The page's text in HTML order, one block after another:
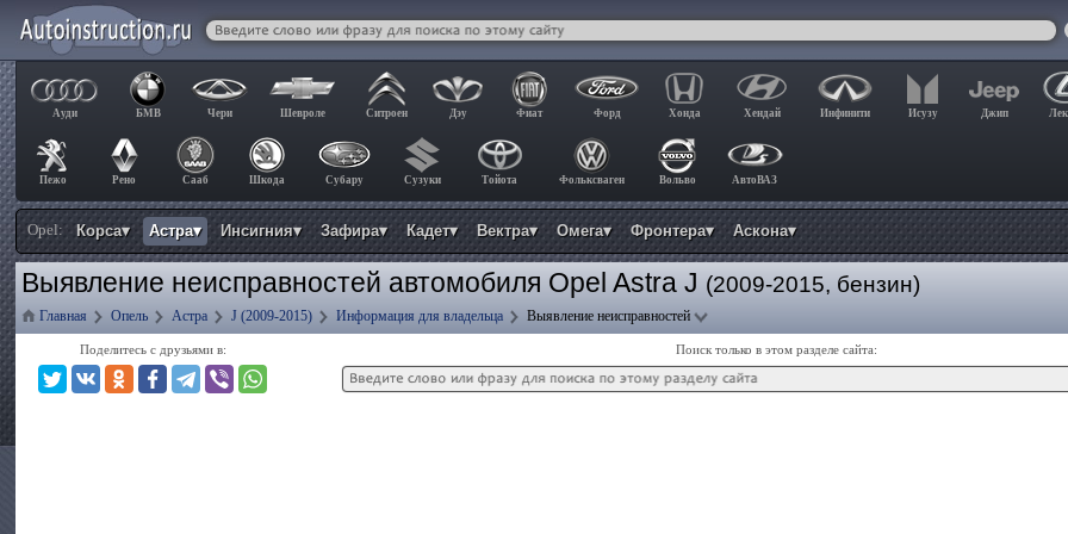
Ауди БМВ Чери Шевроле Ситроен Дэу Фиат Форд Хонда Хендай Инфинити Исузу Джип
Пежо Рено Сааб Шкода Субару Сузуки Тойота Фольксваген Вольво АвтоВАЗ
Opel: Корса▾ Астра▾ Инсигния▾ Зафира▾ Кадет▾ Вектра▾ Омега▾ Фронтера▾ Аскона▾
Выявление неисправностей автомобиля Opel Astra J (2009-2015, бензин)
Главная Опель Астра J (2009-2015) Информация для владельца Выявление неисправностей
Поделитесь с друзьями в: Поиск только в этом разделе сайта: